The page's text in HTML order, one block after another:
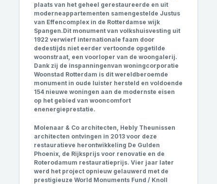
plaats van het geheel gerestaureerde en uit
moderneappartementen samengestelde Justus
van Effencomplex in de Rotterdamse wijk
Spangen.Dit monument van volkshuisvesting uit
1922 verwierf internationale faam door
dedestijds niet eerder vertoonde opgetilde
woonstraat, een voorloper van de woongalerij.
Dank zij de inspanningenvan woningcorporatie
Woonstad Rotterdam is dit wereldberoemde
monument in oude luister hersteld en voldoende
154 nieuwe woningen aan de modernste eisen
op het gebied van wooncomfort
enenergieprestatie.
Molenaar & Co architecten Hebly Theunissen
architecten ontvingen in 2013 voor deze
restauratieve herontwikkeling De Gulden
Phoenix, de Rijksprijs voor renovatie en de
Roterodamum restauratieprijs. Vier jaar later
werd het project opnieuw gelauwerd met de
prestigieuze World Monuments Fund / Knoll